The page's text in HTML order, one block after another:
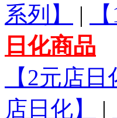
系列】
|
日化商品
【2元店日
店日化】
|